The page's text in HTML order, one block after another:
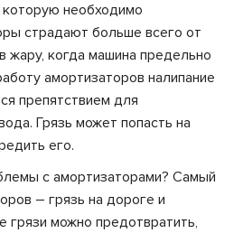
которую необходимо
страдают больше всего от
жару, когда машина предельно
амортизаторов налипание
препятствием для
Грязь может попасть на
его.
с амортизаторами? Самый
– грязь на дороге и
можно предотвратить,